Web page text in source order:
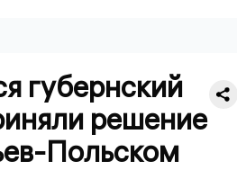
губернский
решение
Польском